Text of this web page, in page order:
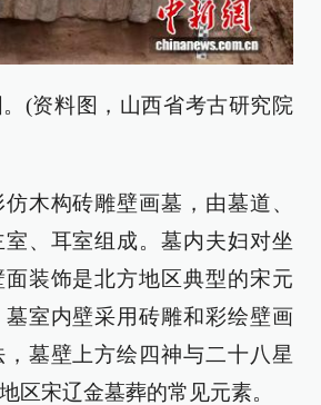
(资料图，山西省考古研究院
木构砖雕壁画墓，由墓道、
、耳室组成。墓内夫妇对坐
装饰是北方地区典型的宋元
室内壁采用砖雕和彩绘壁画
墓壁上方绘四神与二十八星
区宋辽金墓葬的常见元素。